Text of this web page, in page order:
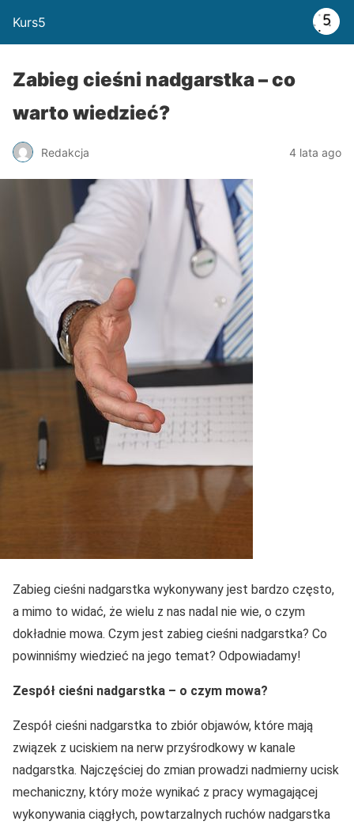
Kurs5
Zabieg cieśni nadgarstka – co
warto wiedzieć?
Redakcja 4 lata ago
Zabieg cieśni nadgarstka wykonywany jest bardzo często,
a mimo to widać, że wielu z nas nadal nie wie, o czym
dokładnie mowa. Czym jest zabieg cieśni nadgarstka? Co
powinniśmy wiedzieć na jego temat? Odpowiadamy!
Zespół cieśni nadgarstka – o czym mowa?
Zespół cieśni nadgarstka to zbiór objawów, które mają
związek z uciskiem na nerw przyśrodkowy w kanale
nadgarstka. Najczęściej do zmian prowadzi nadmierny ucisk
mechaniczny, który może wynikać z pracy wymagającej
wykonywania ciągłych, powtarzalnych ruchów nadgarstka